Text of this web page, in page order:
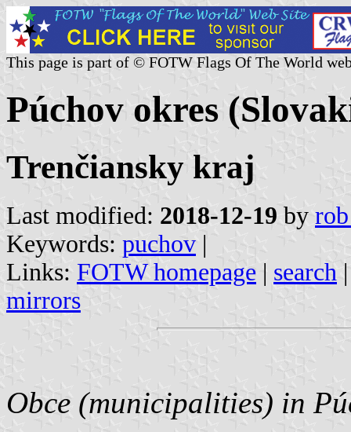
This page is part of © FOTW Flags Of The World
Púchov okres
Trenčiansky kraj
Last modified: 2018-12-19 by
Keywords: puchov |
Links: FOTW homepage | search
mirrors
Obce (municipalities) in